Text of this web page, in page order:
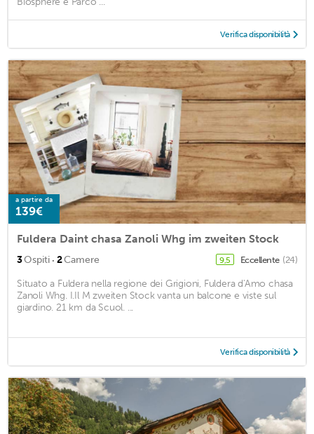
Verifica disponibilità
a partire da
139€
Fuldera Daint chasa Zanoli Whg im zweiten Stock
3Ospiti · 2Camere 9,5 Eccellente (24)
Situato a Fuldera nella regione dei Grigioni, Fuldera d'Amo chasa
Zanoli Whg. I.Il M zweiten Stock vanta un balcone e viste sul
giardino. 21 km da Scuol. ...
Verifica disponibilità